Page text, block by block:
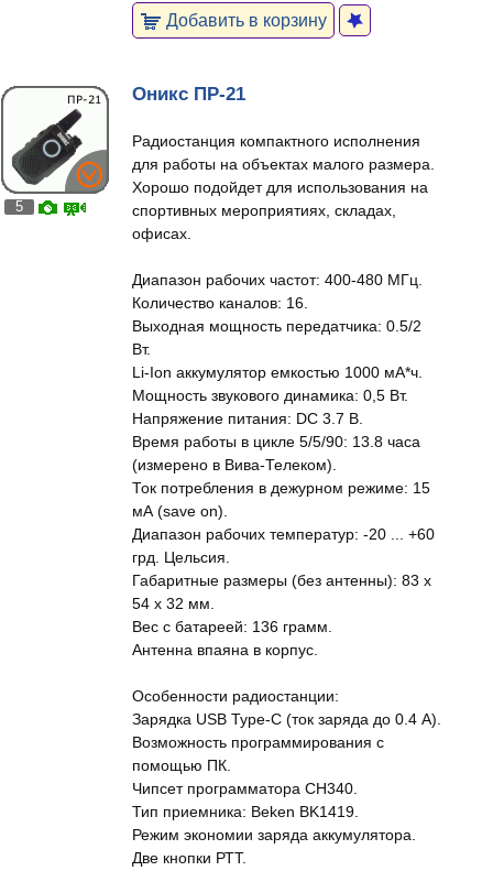
Добавить в корзину
5
Оникс ПР-21
Радиостанция компактного исполнения
для работы на объектах малого размера.
Хорошо подойдет для использования на
спортивных мероприятиях, складах,
офисах.
Диапазон рабочих частот: 400-480 МГц.
Количество каналов: 16.
Выходная мощность передатчика: 0.5/2
Вт.
Li-Ion аккумулятор емкостью 1000 мА*ч.
Мощность звукового динамика: 0,5 Вт.
Напряжение питания: DC 3.7 В.
Время работы в цикле 5/5/90: 13.8 часа
(измерено в Вива-Телеком).
Ток потребления в дежурном режиме: 15
мА (save on).
Диапазон рабочих температур: -20 ... +60
грд. Цельсия.
Габаритные размеры (без антенны): 83 х
54 х 32 мм.
Вес с батареей: 136 грамм.
Антенна впаяна в корпус.
Особенности радиостанции:
Зарядка USB Type-C (ток заряда до 0.4 А).
Возможность программирования с
помощью ПК.
Чипсет программатора CH340.
Тип приемника: Beken BK1419.
Режим экономии заряда аккумулятора.
Две кнопки РТТ.